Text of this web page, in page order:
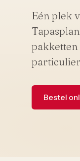
Eén plek
pakketten
Bestel